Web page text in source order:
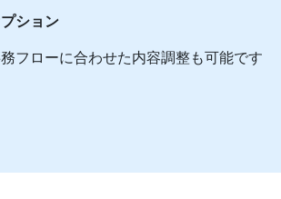
ション
フローに合わせた内容調整も可能です